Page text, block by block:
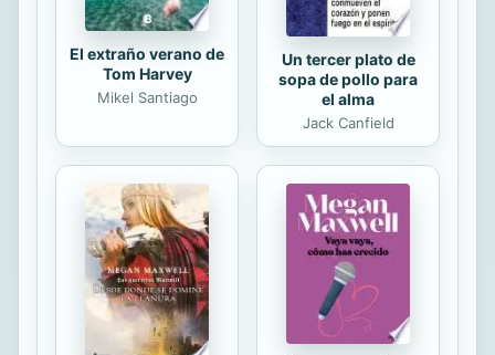
El extraño verano de
Tom Harvey
Mikel Santiago
Un tercer plato de
sopa de pollo para
el alma
Jack Canfield